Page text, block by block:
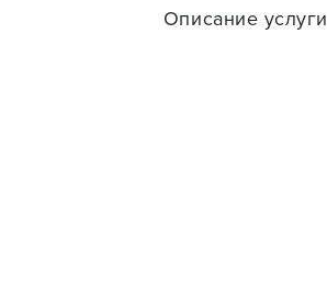
Описание услуги